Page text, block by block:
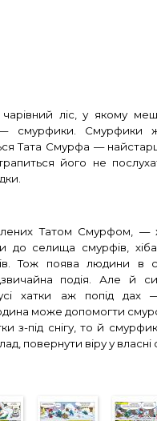
ліс, у якому
— смурфики. Смурфики
Тата Смурфа —
його не
Татом Смурфом, —
селища смурфів,
Тож поява людини в
подія. Але й
усі хатки аж попід
може допомогти
з-під снігу, то й
повернути віру у власні